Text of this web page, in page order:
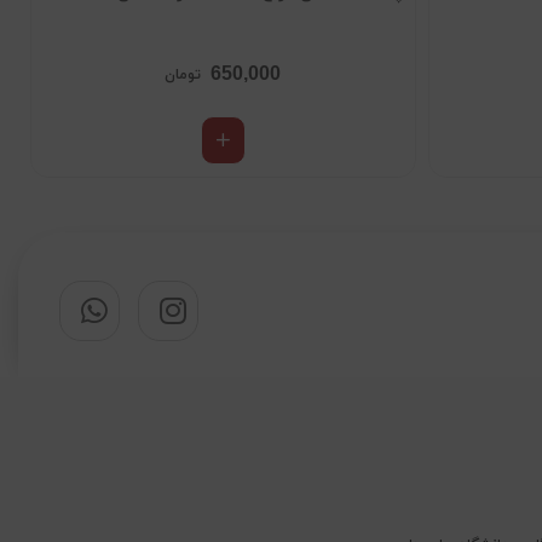
650,000 تومان